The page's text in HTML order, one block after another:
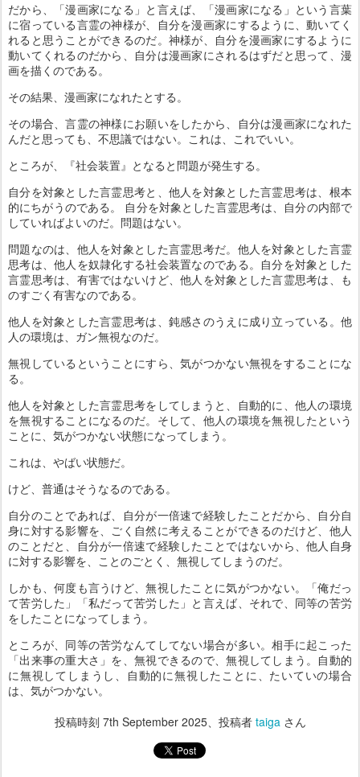
だから、「漫画家になる」と言えば、「漫画家になる」という言葉
に宿っている言霊の神様が、自分を漫画家にするように、動いてく
れると思うことができるのだ。神様が、自分を漫画家にするように
動いてくれるのだから、自分は漫画家にされるはずだと思って、漫
画を描くのである。
その結果、漫画家になれたとする。
その場合、言霊の神様にお願いをしたから、自分は漫画家になれた
んだと思っても、不思議ではない。これは、これでいい。
ところが、『社会装置』となると問題が発生する。
自分を対象とした言霊思考と、他人を対象とした言霊思考は、根本
的にちがうのである。 自分を対象とした言霊思考は、自分の内部で
していればよいのだ。問題はない。
問題なのは、他人を対象とした言霊思考だ。他人を対象とした言霊
思考は、他人を奴隷化する社会装置なのである。自分を対象とした
言霊思考は、有害ではないけど、他人を対象とした言霊思考は、も
のすごく有害なのである。
他人を対象とした言霊思考は、鈍感さのうえに成り立っている。他
人の環境は、ガン無視なのだ。
無視しているということにすら、気がつかない無視をすることにな
る。
他人を対象とした言霊思考をしてしまうと、自動的に、他人の環境
を無視することになるのだ。そして、他人の環境を無視したという
ことに、気がつかない状態になってしまう。
これは、やばい状態だ。
けど、普通はそうなるのである。
自分のことであれば、自分が一倍速で経験したことだから、自分自
身に対する影響を、ごく自然に考えることができるのだけど、他人
のことだと、自分が一倍速で経験したことではないから、他人自身
に対する影響を、ことのごとく、無視してしまうのだ。
しかも、何度も言うけど、無視したことに気がつかない。「俺だっ
て苦労した」「私だって苦労した」と言えば、それで、同等の苦労
をしたことになってしまう。
ところが、同等の苦労なんてしてない場合が多い。相手に起こった
「出来事の重大さ」を、無視できるので、無視してしまう。自動的
に無視してしまうし、自動的に無視したことに、たいていの場合
は、気がつかない。
投稿時刻 7th September 2025、投稿者 taigaさん